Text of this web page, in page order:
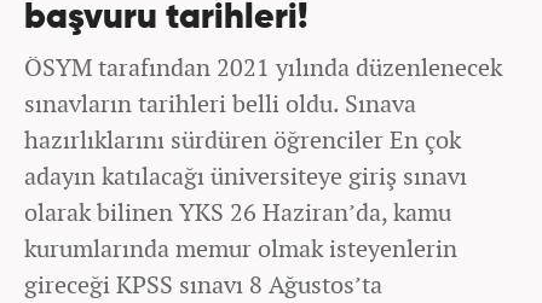
başvuru tarihleri!
ÖSYM tarafından 2021 yılında düzenlenecek
sınavların tarihleri belli oldu. Sınava
hazırlıklarını sürdüren öğrenciler En çok
adayın katılacağı üniversiteye giriş sınavı
olarak bilinen YKS 26 Haziran’da, kamu
kurumlarında memur olmak isteyenlerin
gireceği KPSS sınavı 8 Ağustos’ta